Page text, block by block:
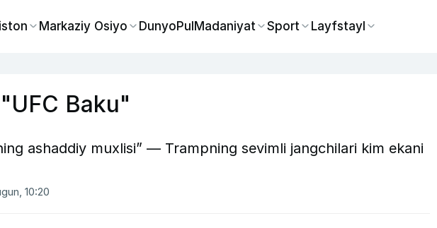
Markaziy Osiyo DunyoPulMadaniyat Sport Layfstayl
Baku"
ashaddiy muxlisi” — Trampning sevimli jangchilari kim ekani
10:20